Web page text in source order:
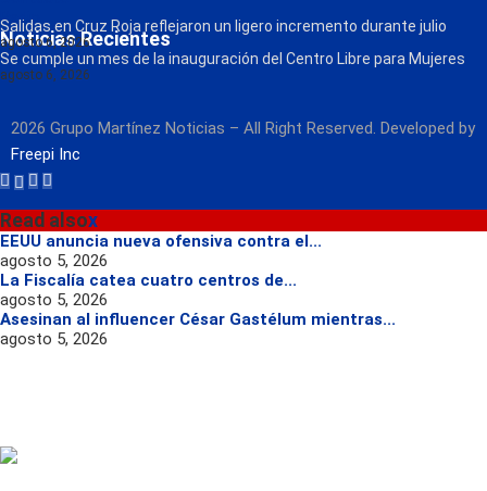
Radio
Noticias Recientes
Salidas en Cruz Roja reflejaron un ligero incremento durante julio
agosto 6, 2026
Se cumple un mes de la inauguración del Centro Libre para Mujeres
agosto 6, 2026
2026 Grupo Martínez Noticias – All Right Reserved. Developed by
Freepi Inc
Read alsox
EEUU anuncia nueva ofensiva contra el...
agosto 5, 2026
La Fiscalía catea cuatro centros de...
agosto 5, 2026
Asesinan al influencer César Gastélum mientras...
agosto 5, 2026